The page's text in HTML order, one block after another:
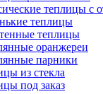
теплицы с
теплицы
теплицы
оранжереи
парники
из стекла
под заказ